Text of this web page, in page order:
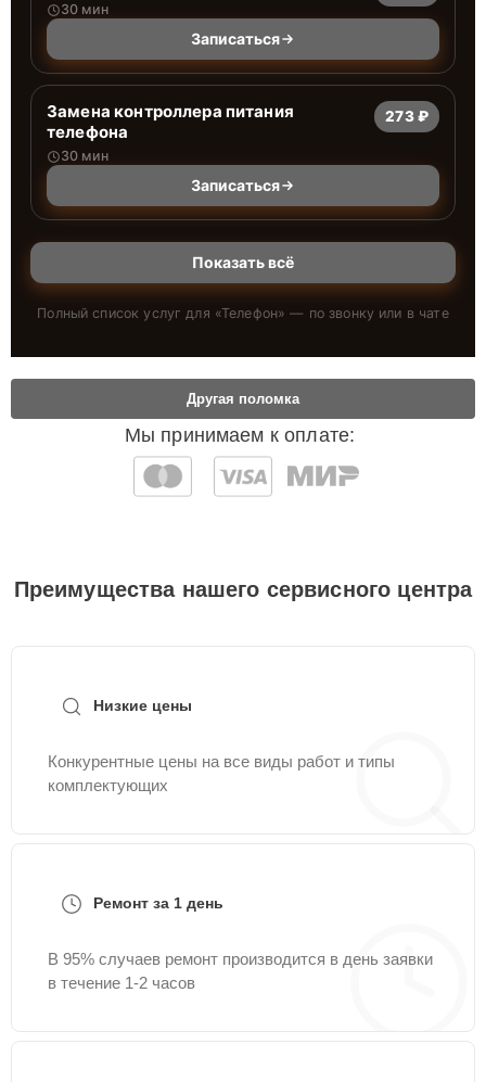
30 мин
Записаться
Замена контроллера питания
телефона
30 мин
273 ₽
Записаться
Показать всё
Полный список услуг для «Телефон» — по звонку или в чате
Мы принимаем к оплате:
Другая поломка
Преимущества нашего сервисного центра
Низкие цены
Конкурентные цены на все виды работ и типы
комплектующих
Ремонт за 1 день
В 95% случаев ремонт производится в день заявки
в течение 1-2 часов